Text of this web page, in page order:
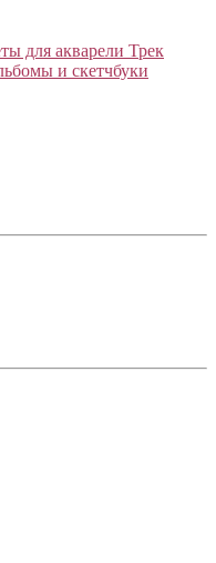
для акварели Трек
и скетчбуки